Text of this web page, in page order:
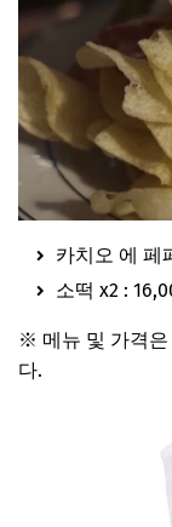
카치오 에 페
소떡 x2 :
※ 메뉴 및 가격은
다.